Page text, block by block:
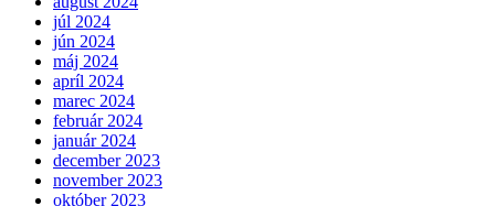
júl 2024
jún 2024
máj 2024
apríl 2024
marec 2024
február 2024
január 2024
december 2023
november 2023
október 2023